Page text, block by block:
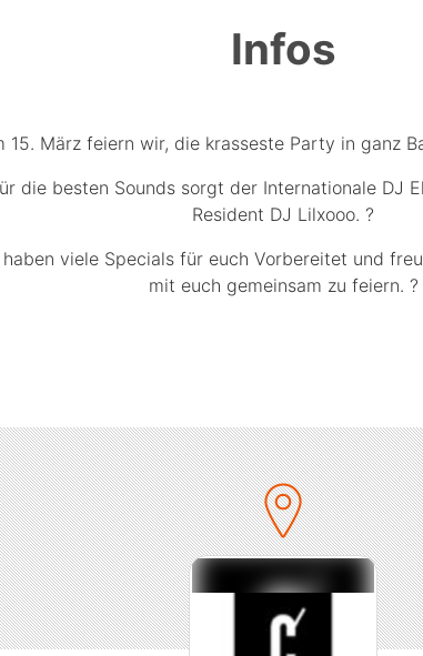
Infos
15. März feiern wir, die krasseste Party in ganz
die besten Sounds sorgt der Internationale DJ
Resident DJ Lilxooo. ?
viele Specials für euch Vorbereitet und
mit euch gemeinsam zu feiern. ?